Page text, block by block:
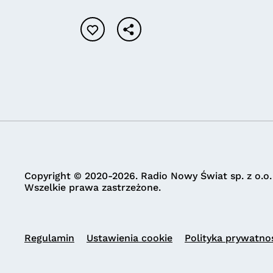
Copyright © 2020-2026. Radio Nowy Świat sp. z o.o.
Wszelkie prawa zastrzeżone.
Regulamin Ustawienia cookie Polityka